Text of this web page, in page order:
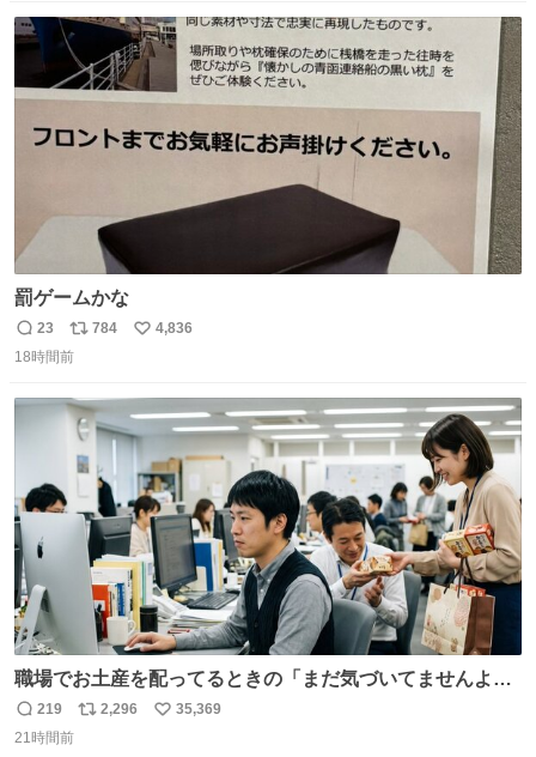
ころ少ないですが見つけたら即買いです🤩❣️
ト
数
数
罰ゲームかな
返
信
23
リ
ポ
ト
数
784
い
数
4,836
18時間前
職場でお土産を配ってるときの「まだ気づいてませんよ」
的な演技が毎回シンドい。
返
信
219
リ
2,296
い
35,369
21時間前